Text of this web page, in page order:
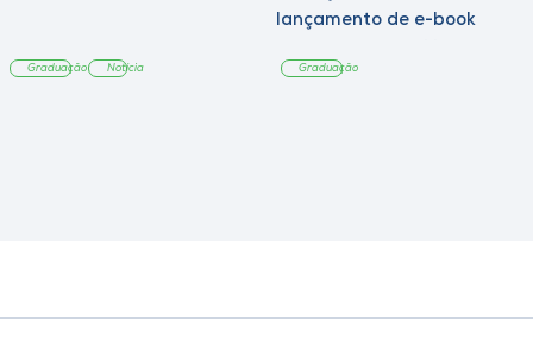
Graduação Notícia
lançamento de e-book
Graduação